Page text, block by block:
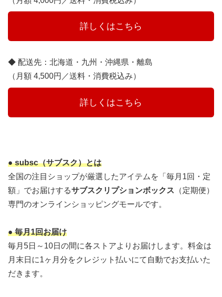
詳しくはこちら
◆ 配送先：北海道・九州・沖縄県・離島
（月額 4,500円／送料・消費税込み）
詳しくはこちら
● subsc（サブスク）とは
全国の注目ショップが厳選したアイテムを「毎月1回・定
額」でお届けするサブスクリプションボックス （定期便）
専門のオンラインショッピングモールです。
● 毎月1回お届け
毎月5日～10日の間に各ストアよりお届けします。料金は
月末日に1ヶ月分をクレジット払いにて自動でお支払いた
だきます。